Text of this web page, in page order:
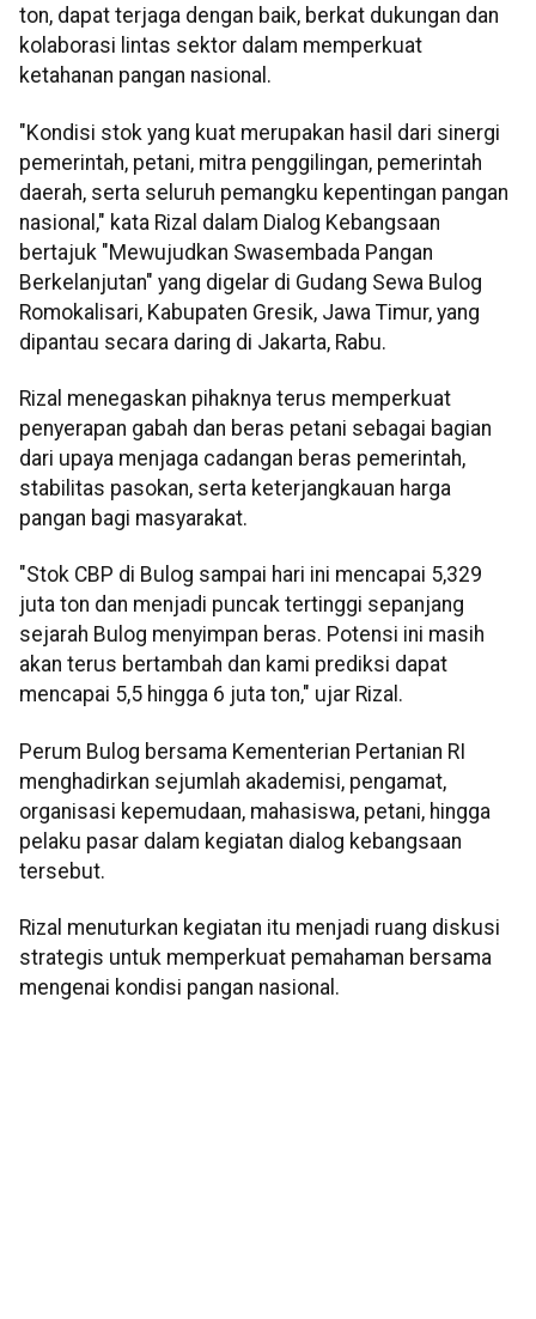
ton, dapat terjaga dengan baik, berkat dukungan dan
kolaborasi lintas sektor dalam memperkuat
ketahanan pangan nasional.
"Kondisi stok yang kuat merupakan hasil dari sinergi
pemerintah, petani, mitra penggilingan, pemerintah
daerah, serta seluruh pemangku kepentingan pangan
nasional," kata Rizal dalam Dialog Kebangsaan
bertajuk "Mewujudkan Swasembada Pangan
Berkelanjutan" yang digelar di Gudang Sewa Bulog
Romokalisari, Kabupaten Gresik, Jawa Timur, yang
dipantau secara daring di Jakarta, Rabu.
Rizal menegaskan pihaknya terus memperkuat
penyerapan gabah dan beras petani sebagai bagian
dari upaya menjaga cadangan beras pemerintah,
stabilitas pasokan, serta keterjangkauan harga
pangan bagi masyarakat.
"Stok CBP di Bulog sampai hari ini mencapai 5,329
juta ton dan menjadi puncak tertinggi sepanjang
sejarah Bulog menyimpan beras. Potensi ini masih
akan terus bertambah dan kami prediksi dapat
mencapai 5,5 hingga 6 juta ton," ujar Rizal.
Perum Bulog bersama Kementerian Pertanian RI
menghadirkan sejumlah akademisi, pengamat,
organisasi kepemudaan, mahasiswa, petani, hingga
pelaku pasar dalam kegiatan dialog kebangsaan
tersebut.
Rizal menuturkan kegiatan itu menjadi ruang diskusi
strategis untuk memperkuat pemahaman bersama
mengenai kondisi pangan nasional.